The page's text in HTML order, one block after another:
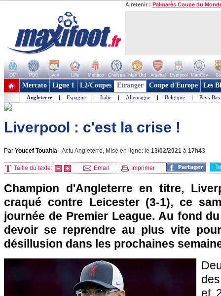
A retenir : Palmarès Coupe du
OM PSG Lyon Lille Monaco Chelsea Man Utd Arsenal Liverpool ManCity
+ de clubs
Mercato Ligue 1 L2/Coupes Etranger Coupe d'Europe Les
Angleterre | Espagne | Italie | Allemagne | Belgique | Pays-Bas
Liverpool : c'est la crise !
Par Youcef Touaitia -Actu Angleterre, Mise en ligne: le 13/02/2021 à 17h43
Taille du texte: Email Imprimer
Champion d'Angleterre en titre,
craqué contre Leicester (3-1), ce
journée de Premier League. Au fond
devoir se reprendre au plus vite
désillusion dans les prochaines
et